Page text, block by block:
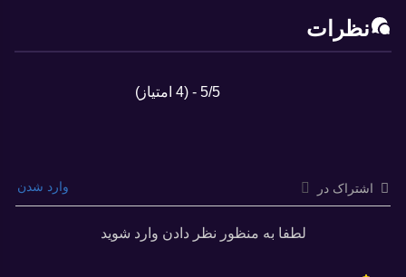
نظرات
5/5 - (4 امتیاز)
اشتراک در وارد شدن
لطفا به منظور نظر دادن وارد شوید